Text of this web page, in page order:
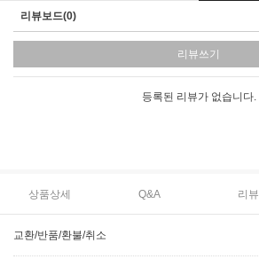
리뷰보드(0)
리뷰쓰기
등록된 리뷰가 없습니다.
상품상세 Q&A 리뷰
교환/반품/환불/취소